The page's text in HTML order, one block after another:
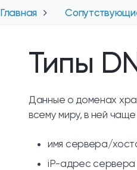
Главная
Типы
Данные о доменах
всему миру, в ней
имя сервера/
iP-адрес сервера